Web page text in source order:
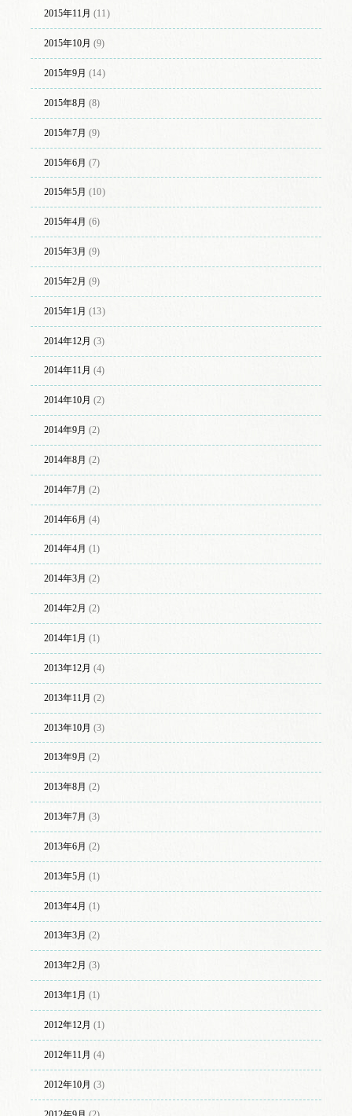
2015年11月 (11)
2015年10月 (9)
2015年9月 (14)
2015年8月 (8)
2015年7月 (9)
2015年6月 (7)
2015年5月 (10)
2015年4月 (6)
2015年3月 (9)
2015年2月 (9)
2015年1月 (13)
2014年12月 (3)
2014年11月 (4)
2014年10月 (2)
2014年9月 (2)
2014年8月 (2)
2014年7月 (2)
2014年6月 (4)
2014年4月 (1)
2014年3月 (2)
2014年2月 (2)
2014年1月 (1)
2013年12月 (4)
2013年11月 (2)
2013年10月 (3)
2013年9月 (2)
2013年8月 (2)
2013年7月 (3)
2013年6月 (2)
2013年5月 (1)
2013年4月 (1)
2013年3月 (2)
2013年2月 (3)
2013年1月 (1)
2012年12月 (1)
2012年11月 (4)
2012年10月 (3)